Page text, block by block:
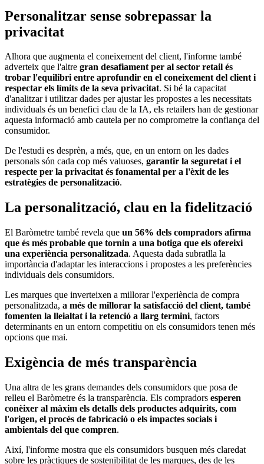
Personalitzar sense sobrepassar la
privacitat
Alhora que augmenta el coneixement del client, l'informe també
adverteix que l'altre gran desafiament per al sector retail és
trobar l'equilibri entre aprofundir en el coneixement del client i
respectar els límits de la seva privacitat. Si bé la capacitat
d'analitzar i utilitzar dades per ajustar les propostes a les necessitats
individuals és un benefici clau de la IA, els retailers han de gestionar
aquesta informació amb cautela per no comprometre la confiança del
consumidor.
De l'estudi es desprèn, a més, que, en un entorn on les dades
personals són cada cop més valuoses, garantir la seguretat i el
respecte per la privacitat és fonamental per a l'èxit de les
estratègies de personalització.
La personalització, clau en la fidelització
El Baròmetre també revela que un 56% dels compradors afirma
que és més probable que tornin a una botiga que els ofereixi
una experiència personalitzada. Aquesta dada subratlla la
importància d'adaptar les interaccions i propostes a les preferències
individuals dels consumidors.
Les marques que inverteixen a millorar l'experiència de compra
personalitzada, a més de millorar la satisfacció del client, també
fomenten la lleialtat i la retenció a llarg termini, factors
determinants en un entorn competitiu on els consumidors tenen més
opcions que mai.
Exigència de més transparència
Una altra de les grans demandes dels consumidors que posa de
relleu el Baròmetre és la transparència. Els compradors esperen
conèixer al màxim els detalls dels productes adquirits, com
l'origen, el procés de fabricació o els impactes socials i
ambientals del que compren.
Així, l'informe mostra que els consumidors busquen més claredat
sobre les pràctiques de sostenibilitat de les marques, des de les